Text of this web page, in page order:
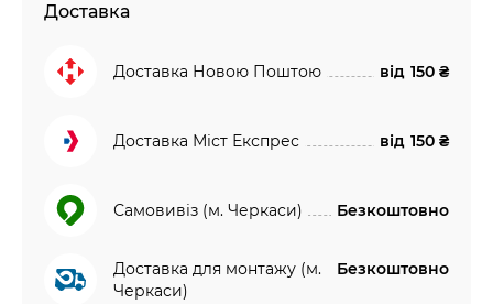
Доставка
Доставка Новою Поштою від 150 ₴
Доставка Міст Експрес від 150 ₴
Самовивіз (м. Черкаси) Безкоштовно
Доставка для монтажу (м.
Черкаси)
Безкоштовно